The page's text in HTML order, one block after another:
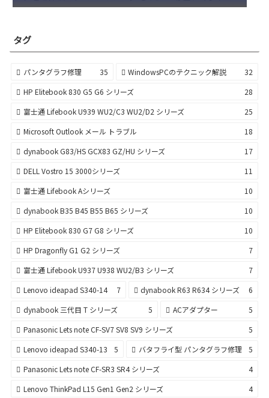
ストール
タグ
パンタグラフ修理 35 WindowsPCのテクニック解説
32
HP Elitebook 830 G5 G6 シリーズ
28
富士通 Lifebook U939 WU2/C3 WU2/D2 シリーズ
25
Microsoft Outlook メール トラブル
18
dynabook G83/HS GCX83 GZ/HU シリーズ
17
DELL Vostro 15 3000シリーズ
11
富士通 Lifebook Aシリーズ
10
dynabook B35 B45 B55 B65 シリーズ
10
HP Elitebook 830 G7 G8 シリーズ
10
HP Dragonfly G1 G2 シリーズ
7
富士通 Lifebook U937 U938 WU2/B3 シリーズ
7
Lenovo ideapad S340-14
7 dynabook R63 R634 シリーズ
6
dynabook 三代目 T シリーズ
5 ACアダプター
5
Panasonic Lets note CF-SV7 SV8 SV9 シリーズ
5
Lenovo ideapad S340-13
5 バタフライ型 パンタグラフ修理
5
Panasonic Lets note CF-SR3 SR4 シリーズ
4
Lenovo ThinkPad L15 Gen1 Gen2 シリーズ
4